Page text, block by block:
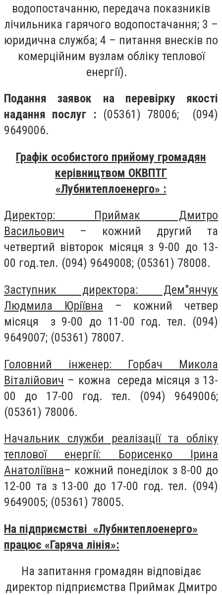
водопостачанню, передача показників
лічильника гарячого водопостачання; 3 –
юридична служба; 4 – питання внесків по
комерційним вузлам обліку теплової
енергії).
Подання заявок на перевірку якості
надання послуг : (05361) 78006; (094)
9649006.
Графік особистого прийому громадян
керівництвом ОКВПТГ
«Лубнитеплоенерго» :
Директор: Приймак Дмитро
Васильович – кожний другий та
четвертий вівторок місяця з 9-00 до 13-
00 год.тел. (094) 9649008; (05361) 78008.
Заступник директора: Дем"янчук
Людмила Юріївна – кожний четвер
місяця з 9-00 до 11-00 год. тел. (094)
9649007; (05361) 78007.
Головний інженер: Горбач Микола
Віталійович – кожна середа місяця з 13-
00 до 17-00 год. тел. (094) 9649006;
(05361) 78006.
Начальник служби реалізації та обліку
теплової енергії: Борисенко Ірина
Анатоліївна– кожний понеділок з 8-00 до
12-00 та з 13-00 до 17-00 год.тел. (094)
9649005; (05361) 78005.
На підприємстві «Лубнитеплоенерго»
працює «Гаряча лінія»:
На запитання громадян відповідає
директор підприємства Приймак Дмитро